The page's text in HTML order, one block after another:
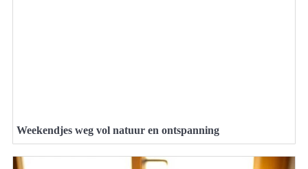
Weekendjes weg vol natuur en ontspanning